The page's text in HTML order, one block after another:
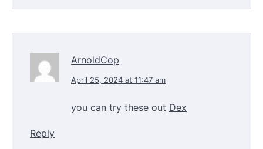
ArnoldCop
April 25, 2024 at 11:47 am
you can try these out Dex
Reply